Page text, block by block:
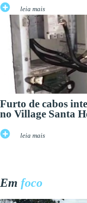
leia mais
Furto de cabos
no Village Santa
leia mais
Em foco